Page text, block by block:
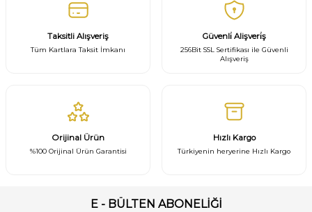
Taksitli Alışveriş
Tüm Kartlara Taksit İmkanı
Güvenli̇ Alişveri̇ş
256Bit SSL Sertifikası ile Güvenli
Alışveriş
Orijinal Ürün
%100 Orijinal Ürün Garantisi
Hızlı Kargo
Türkiyenin heryerine Hızlı Kargo
E - BÜLTEN ABONELİĞİ